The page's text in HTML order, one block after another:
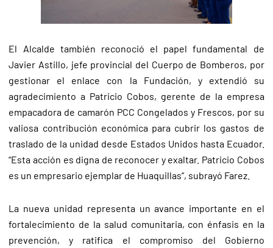
El Alcalde también reconoció el papel fundamental de
Javier Astillo, jefe provincial del Cuerpo de Bomberos, por
gestionar el enlace con la Fundación, y extendió su
agradecimiento a Patricio Cobos, gerente de la empresa
empacadora de camarón PCC Congelados y Frescos, por su
valiosa contribución económica para cubrir los gastos de
traslado de la unidad desde Estados Unidos hasta Ecuador.
“Esta acción es digna de reconocer y exaltar. Patricio Cobos
es un empresario ejemplar de Huaquillas”, subrayó Farez.
La nueva unidad representa un avance importante en el
fortalecimiento de la salud comunitaria, con énfasis en la
prevención, y ratifica el compromiso del Gobierno